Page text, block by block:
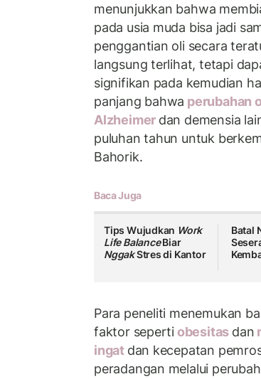
menunjukkan bahwa
pada usia muda bisa jadi
penggantian oli secara
langsung terlihat, tetapi
signifikan pada kemudian
panjang bahwa perubahan
Alzheimer dan demensia
puluhan tahun untuk
Bahorik.
Baca Juga
Tips Wujudkan Work
Life BalanceBiar
NggakStres di Kantor
Batal
Para peneliti menemukan
faktor sepertiobesitas dan
ingat dan kecepatan
peradangan melalui